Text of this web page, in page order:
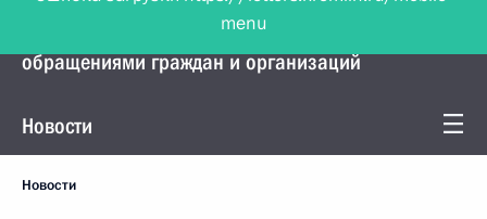
Управление Президента по работе с
обращениями граждан и организаций
Новости
Новости
menu